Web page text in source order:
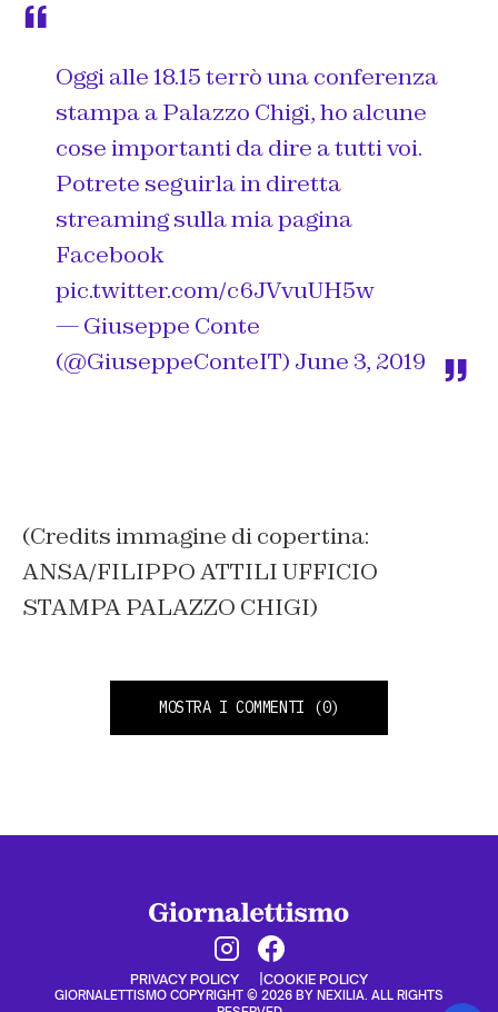
Oggi alle 18.15 terrò una conferenza
stampa a Palazzo Chigi, ho alcune
cose importanti da dire a tutti voi.
Potrete seguirla in diretta
streaming sulla mia pagina
Facebook
pic.twitter.com/c6JVvuUH5w
— Giuseppe Conte
(@GiuseppeConteIT) June 3, 2019
(Credits immagine di copertina:
ANSA/FILIPPO ATTILI UFFICIO
STAMPA PALAZZO CHIGI)
MOSTRA I COMMENTI (0)
PRIVACY POLICY COOKIE POLICY
GIORNALETTISMO COPYRIGHT © 2026 BY NEXILIA. ALL RIGHTS